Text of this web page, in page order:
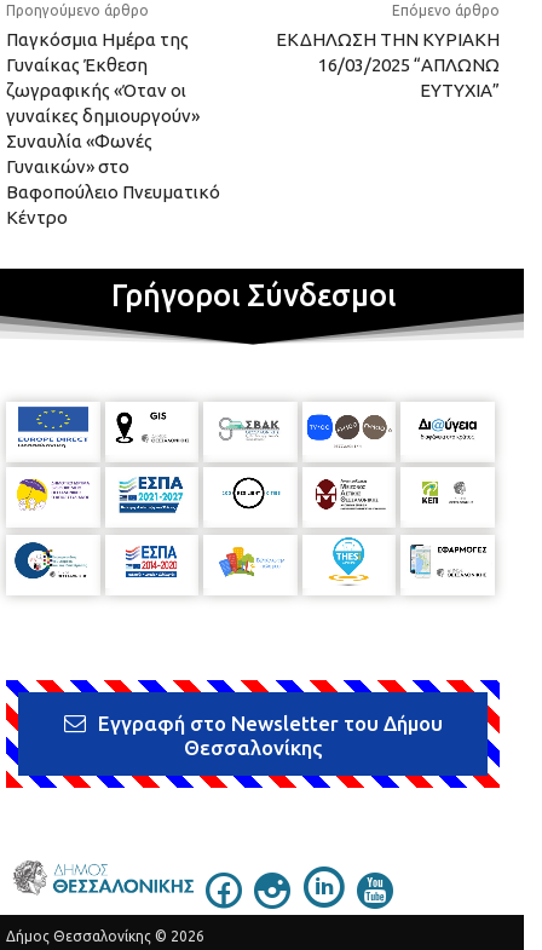
Προηγούμενο άρθρο
Παγκόσμια Ημέρα της
Γυναίκας Έκθεση
ζωγραφικής «Όταν οι
γυναίκες δημιουργούν»
Συναυλία «Φωνές
Γυναικών» στο
Βαφοπούλειο Πνευματικό
Κέντρο
Επόμενο άρθρο
ΕΚΔΗΛΩΣΗ ΤΗΝ ΚΥΡΙΑΚΗ
16/03/2025 “ΑΠΛΩΝΩ
ΕΥΤΥΧΙΑ”
Γρήγοροι Σύνδεσμοι
Εγγραφή στο Newsletter του Δήμου
Θεσσαλονίκης
Δήμος Θεσσαλονίκης © 2026